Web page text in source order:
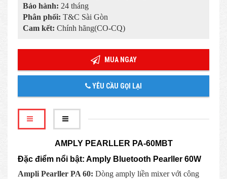
Bảo hành: 24 tháng
Phân phối: T&C Sài Gòn
Cam kết: Chính hãng(CO-CQ)
MUA NGAY
YÊU CẦU GỌI LẠI
AMPLY PEARLLER PA-60MBT
Đặc điểm nổi bật: Amply Bluetooth Pearller 60W
Ampli Pearller PA 60: Dòng amply liền mixer với công